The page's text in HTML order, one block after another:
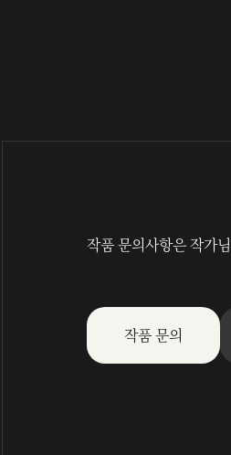
작품 문의사항은 작가
작품 문의